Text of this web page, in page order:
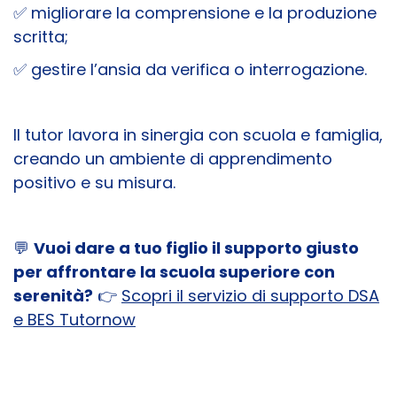
✅ migliorare la comprensione e la produzione
scritta;
✅ gestire l’ansia da verifica o interrogazione.
Il tutor lavora in sinergia con scuola e famiglia,
creando un ambiente di apprendimento
positivo e su misura.
💬 Vuoi dare a tuo figlio il supporto giusto
per affrontare la scuola superiore con
serenità? 👉 Scopri il servizio di supporto DSA
e BES Tutornow